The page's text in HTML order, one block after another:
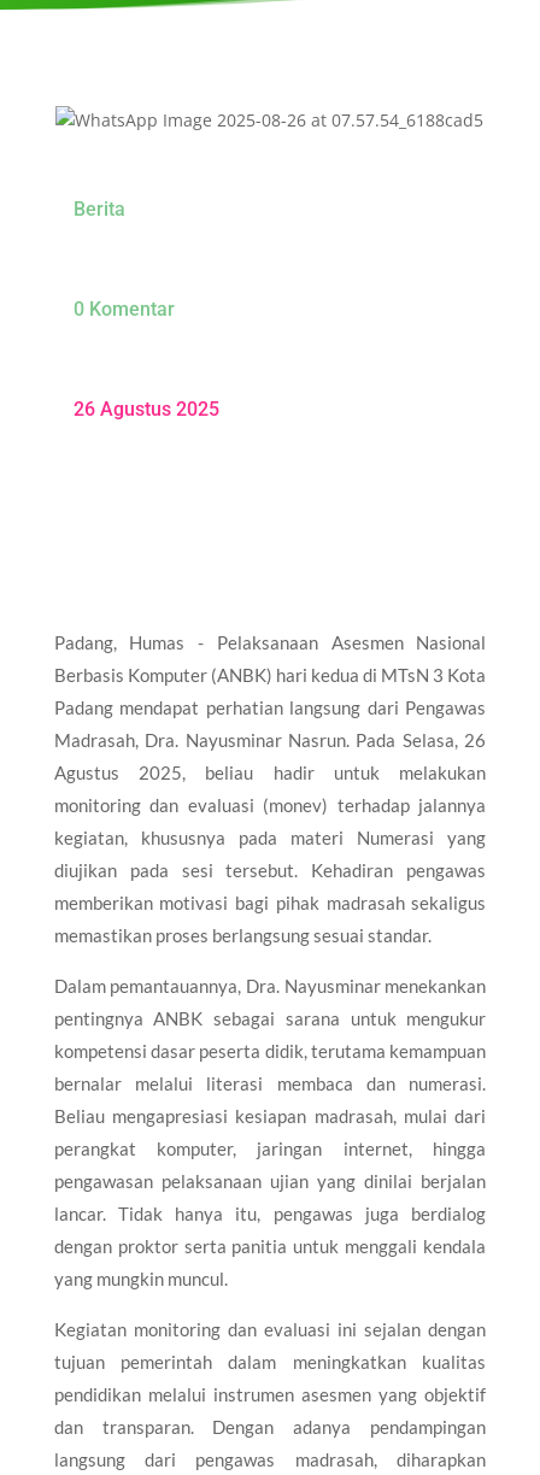
Berita
0 Komentar
26 Agustus 2025
Padang, Humas - Pelaksanaan Asesmen Nasional
Berbasis Komputer (ANBK) hari kedua di MTsN 3 Kota
Padang mendapat perhatian langsung dari Pengawas
Madrasah, Dra. Nayusminar Nasrun. Pada Selasa, 26
Agustus 2025, beliau hadir untuk melakukan
monitoring dan evaluasi (monev) terhadap jalannya
kegiatan, khususnya pada materi Numerasi yang
diujikan pada sesi tersebut. Kehadiran pengawas
memberikan motivasi bagi pihak madrasah sekaligus
memastikan proses berlangsung sesuai standar.
Dalam pemantauannya, Dra. Nayusminar menekankan
pentingnya ANBK sebagai sarana untuk mengukur
kompetensi dasar peserta didik, terutama kemampuan
bernalar melalui literasi membaca dan numerasi.
Beliau mengapresiasi kesiapan madrasah, mulai dari
perangkat komputer, jaringan internet, hingga
pengawasan pelaksanaan ujian yang dinilai berjalan
lancar. Tidak hanya itu, pengawas juga berdialog
dengan proktor serta panitia untuk menggali kendala
yang mungkin muncul.
Kegiatan monitoring dan evaluasi ini sejalan dengan
tujuan pemerintah dalam meningkatkan kualitas
pendidikan melalui instrumen asesmen yang objektif
dan transparan. Dengan adanya pendampingan
langsung dari pengawas madrasah, diharapkan